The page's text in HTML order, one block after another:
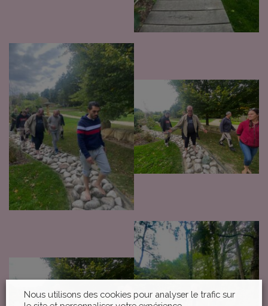
Nous utilisons des cookies pour analyser le trafic sur